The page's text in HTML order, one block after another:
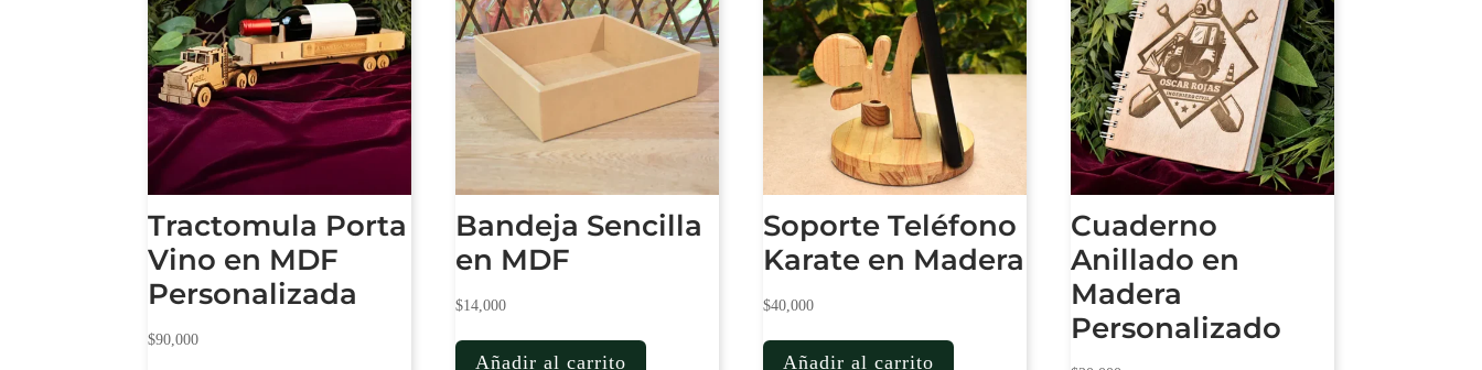
Tractomula Porta
Vino en MDF
Personalizada
$90,000
Bandeja Sencilla
en MDF
$14,000
Añadir al carrito
Soporte Teléfono
Karate en Madera
$40,000
Añadir al carrito
Cuaderno
Anillado en
Madera
Personalizado